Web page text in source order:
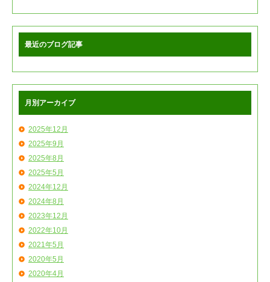
最近のブログ記事
月別アーカイブ
2025年12月
2025年9月
2025年8月
2025年5月
2024年12月
2024年8月
2023年12月
2022年10月
2021年5月
2020年5月
2020年4月